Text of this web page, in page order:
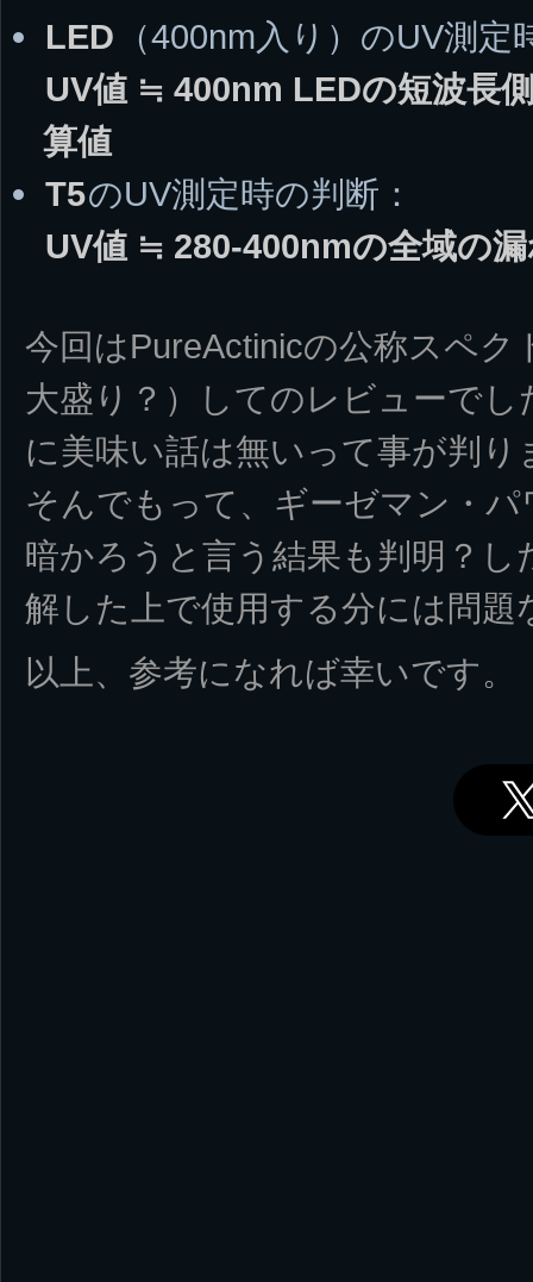
LED （400nm入り）のUV測定
UV値 ≒ 400nm LEDの短波長
算値
T5のUV測定時の判断：
UV値 ≒ 280-400nmの全域の
今回はPureActinicの公称スペク
大盛り？）してのレビューで
に美味い話は無いって事が判り
そんでもって、ギーゼマン・
暗かろうと言う結果も判明？
解した上で使用する分には問題
以上、参考になれば幸いです。